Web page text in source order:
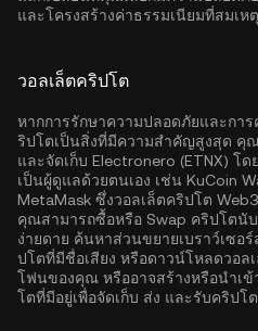
และโครงสร้างค่าธรรมเนียมที่สมเห
วอลเล็ตคริปโต
หากการรักษาความปลอดภัยและกา
ริปโตเป็นสิ่งที่มีความสำคัญสูงสุด คุ
และจัดเก็บ Electronero (ETNX) โ
เป็นผู้ดูแลด้วยตนเอง เช่น KuCoin
MetaMask ซึ่งวอลเล็ตคริปโต
คุณสามารถซื้อหรือ Swap คริปโตนั
ง่ายดาย ค้นหาส่วนขยายเบราว์เซอ
ปโตที่มีชื่อเสียง หรือดาวน์โหลดวอล
โฟนของคุณ หรืออาจสร้างหรือนำเข้
โตที่มีอยู่เพื่อจัดเก็บ ส่ง และรับคริปโ